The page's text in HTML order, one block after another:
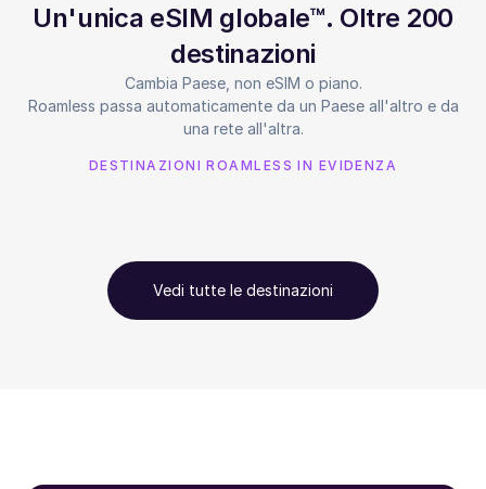
Un'unica eSIM globale™. Oltre 200
destinazioni
Cambia Paese, non eSIM o piano.
Roamless passa automaticamente da un Paese all'altro e da
una rete all'altra.
DESTINAZIONI ROAMLESS IN EVIDENZA
Vedi tutte le destinazioni